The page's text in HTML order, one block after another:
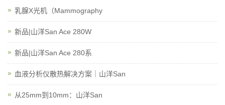
乳腺X光机（Mammography
新品|山洋San Ace 280W
新品|山洋San Ace 280系
血液分析仪散热解决方案｜山洋San
从25mm到10mm：山洋San